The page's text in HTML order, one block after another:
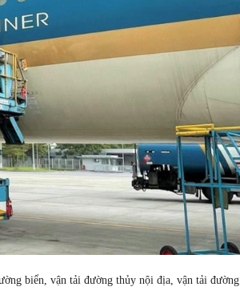
biển, vận tải đường thủy nội địa, vận tải đường